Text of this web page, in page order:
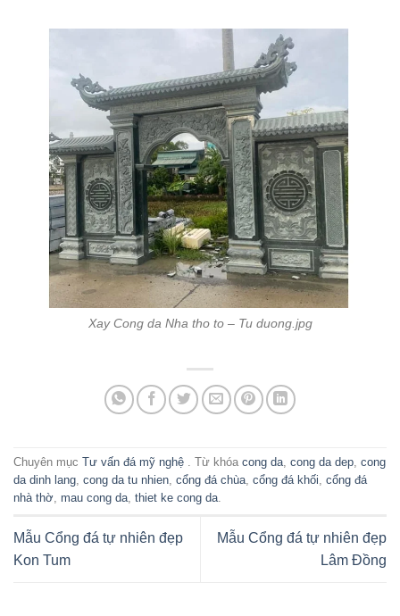
Xay Cong da Nha tho to – Tu duong.jpg
Chuyên mục Tư vấn đá mỹ nghệ . Từ khóa cong da, cong da dep, cong
da dinh lang, cong da tu nhien, cổng đá chùa, cổng đá khối, cổng đá
nhà thờ, mau cong da, thiet ke cong da.
Mẫu Cổng đá tự nhiên đẹp
Kon Tum
Mẫu Cổng đá tự nhiên đẹp
Lâm Đồng